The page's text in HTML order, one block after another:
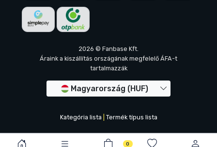
0
2026 © Fanbase Kft.
Áraink a kiszállítás országának megfelelő ÁFA-t
tartalmazzák
Magyarország (HUF)
Kategória lista Termék típus lista